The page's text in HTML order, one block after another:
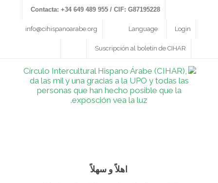
Contacta: +34 649 489 955 / CIF: G87195228
info@cihispanoarabe.org Login
Language
Suscripción al boletín de CIHAR
اهلاً و سهلاً